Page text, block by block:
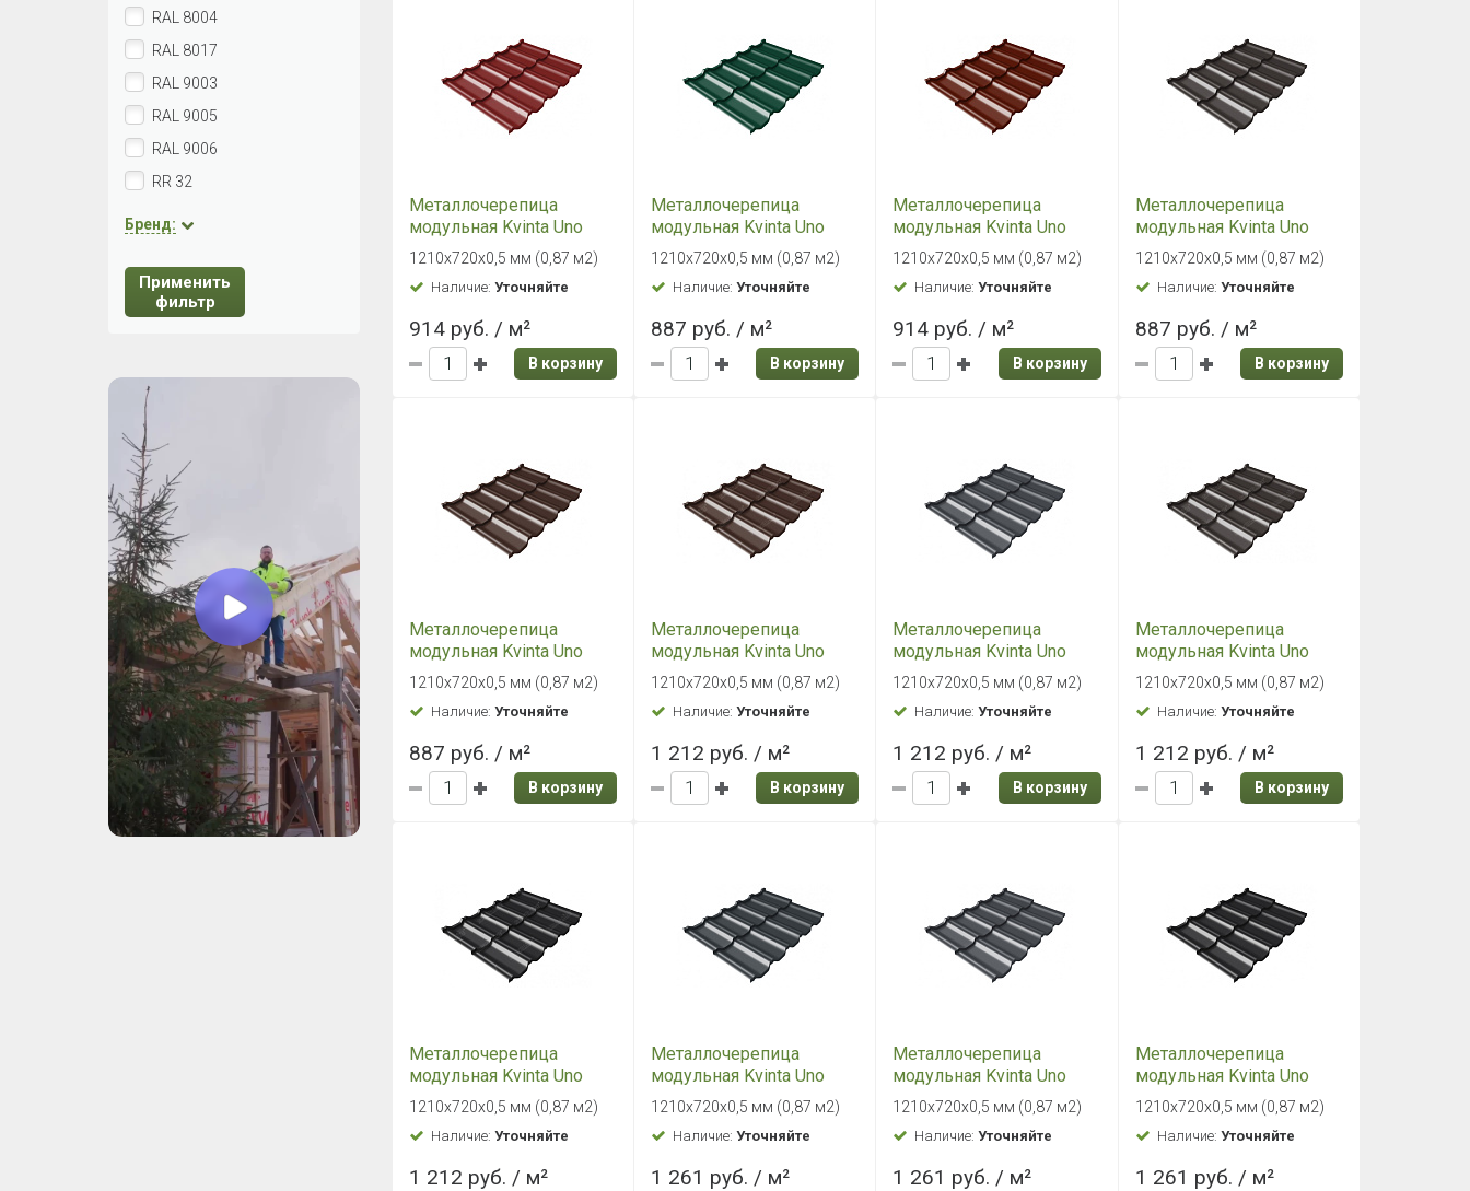
Металлочерепица
модульная Kvinta Uno
Grand Line 0,5 Satin RAL
3011 коричнево-
красный
1210х720х0,5 мм (0,87 м2)
Наличие: Уточняйте
914 руб. / м²
В корзину
Металлочерепица
модульная Kvinta Uno
Grand Line 0,5 Satin RAL
6005 зеленый мох
1210х720х0,5 мм (0,87 м2)
Наличие:Уточняйте
887 руб. / м²
В корзину
Металлочерепица
модульная Kvinta Uno
Grand Line 0,5 Satin RAL
3005 красное вино
1210х720х0,5 мм (0,87 м2)
Наличие:Уточняйте
914 руб. / м²
В корзину
Металлочерепица
модульная Kvinta Uno
Grand Line 0,5 Satin RR 32
темно-коричневый
1210х720х0,5 мм (0,87 м2)
Наличие: Уточняйте
887 руб. / м²
В корзину
Металлочерепица
модульная Kvinta Uno
Grand Line 0,5 Satin RAL
8017 Шоколадно-
коричневый
1210х720х0,5 мм (0,87 м2)
Наличие: Уточняйте
887 руб. / м²
В корзину
Металлочерепица
модульная Kvinta Uno
Grand Line 0,5 Satin Мatt
RAL 8017 Шоколадно-
коричневый
1210х720х0,5 мм (0,87 м2)
Наличие:Уточняйте
1 212 руб. / м²
В корзину
Металлочерепица
модульная Kvinta Uno
Grand Line 0,5 Satin RAL
7024 Графитовый серый
1210х720х0,5 мм (0,87 м2)
Наличие:Уточняйте
1 212 руб. / м²
В корзину
Металлочерепица
модульная Kvinta Uno
Grand Line 0,5 Satin Мatt
RR 32 темно-
коричневый
1210х720х0,5 мм (0,87 м2)
Наличие: Уточняйте
1 212 руб. / м²
В корзину
Металлочерепица
модульная Kvinta Uno
Grand Line 0,5 Satin Мatt
RAL 9005 Чёрный янтарь
1210х720х0,5 мм (0,87 м2)
Наличие: Уточняйте
1 212 руб. / м²
Металлочерепица
модульная Kvinta Uno
Grand Line 0,5 Стальной
бархат RAL 7016
Антрацитово-серый
1210х720х0,5 мм (0,87 м2)
Наличие:Уточняйте
1 261 руб. / м²
Металлочерепица
модульная Kvinta Uno
Grand Line 0,5 Стальной
бархат RAL 7024
Графитовый серый
1210х720х0,5 мм (0,87 м2)
Наличие:Уточняйте
1 261 руб. / м²
Металлочерепица
модульная Kvinta Uno
Grand Line 0,5 Стальной
бархат RAL 9005 Чёрный
янтарь
1210х720х0,5 мм (0,87 м2)
Наличие: Уточняйте
1 261 руб. / м²
RAL 8004
RAL 8017
RAL 9003
RAL 9005
RAL 9006
RR 32
Бренд:
Применить
фильтр